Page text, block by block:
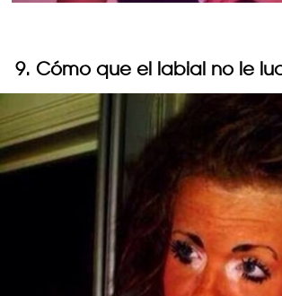
9. Cómo que el labial no le